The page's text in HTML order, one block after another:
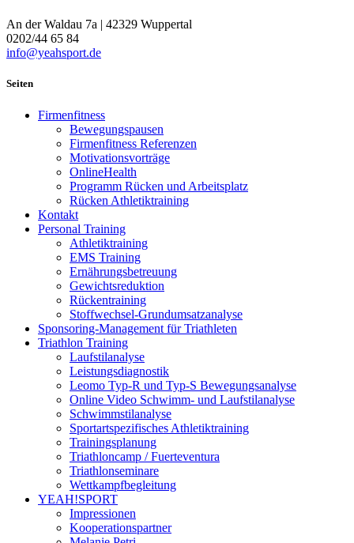
An der Waldau 7a | 42329 Wuppertal
0202/44 65 84
info@yeahsport.de
Seiten
Firmenfitness
Bewegungspausen
Firmenfitness Referenzen
Motivationsvorträge
OnlineHealth
Programm Rücken und Arbeitsplatz
Rücken Athletiktraining
Kontakt
Personal Training
Athletiktraining
EMS Training
Ernährungsbetreuung
Gewichtsreduktion
Rückentraining
Stoffwechsel-Grundumsatzanalyse
Sponsoring-Management für Triathleten
Triathlon Training
Laufstilanalyse
Leistungsdiagnostik
Leomo Typ-R und Typ-S Bewegungsanalyse
Online Video Schwimm- und Laufstilanalyse
Schwimmstilanalyse
Sportartspezifisches Athletiktraining
Trainingsplanung
Triathloncamp / Fuerteventura
Triathlonseminare
Wettkampfbegleitung
YEAH!SPORT
Impressionen
Kooperationspartner